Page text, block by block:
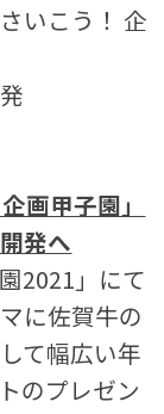
いこう！ 企
画甲子園」
発へ
2021」にて
に佐賀牛の
て幅広い年
のプレゼン